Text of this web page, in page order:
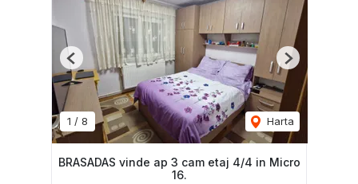
1 / 8 Harta
Previous Next
BRASADAS vinde ap 3 cam etaj 4/4 in Micro
16.